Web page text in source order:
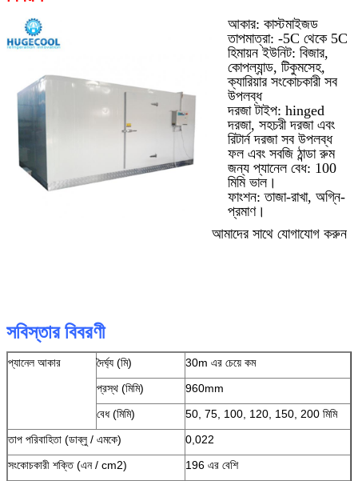
আকার: কাস্টমাইজড
তাপমাত্রা: -5C থেকে 5C
হিমায়ন ইউনিট: বিজার,
কোপল্যান্ড, টিকুমসেহ,
ক্যারিয়ার সংকোচকারী সব
উপলব্ধ
দরজা টাইপ: hinged
দরজা, সহচরী দরজা এবং
রিটার্ন দরজা সব উপলব্ধ
ফল এবং সবজি ঠান্ডা রুম
জন্য প্যানেল বেধ: 100
মিমি ভাল।
ফাংশন: তাজা-রাখা, অগ্নি-
প্রমাণ।
আমাদের সাথে যোগাযোগ করুন
সবিস্তার বিবরণী
প্যানেল আকার দৈর্ঘ্য (মি)
30m এর চেয়ে কম
প্রস্থ (মিমি)
960mm
বেধ (মিমি)
50, 75, 100, 120, 150, 200 মিমি
তাপ পরিবাহিতা (ডাব্লু / এমকে)
0,022
সংকোচকারী শক্তি (এন / cm2)
196 এর বেশি